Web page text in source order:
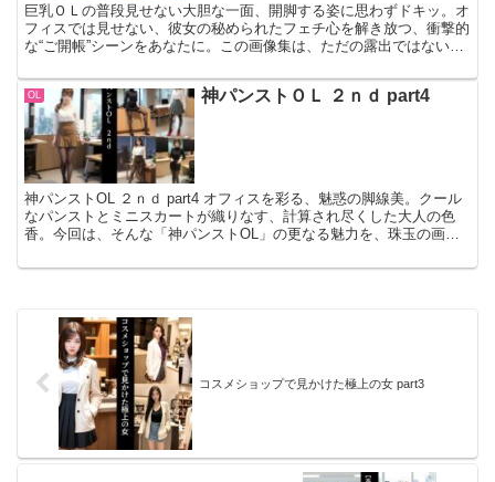
巨乳ＯＬの普段見せない大胆な一面、開脚する姿に思わずドキッ。オ
フィスでは見せない、彼女の秘められたフェチ心を解き放つ、衝撃的
な“ご開帳”シーンをあなたに。この画像集は、ただの露出ではない、
OL 神パンストＯＬ ２ｎｄ part4
神パンストOL ２ｎｄ part4 オフィスを彩る、魅惑の脚線美。クール
なパンストとミニスカートが織りなす、計算され尽くした大人の色
香。今回は、そんな「神パンストOL」の更なる魅力を、珠玉の画像
コスメショップで見かけた極上の女 part3